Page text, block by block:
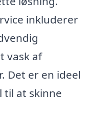
inkluderer
vask af
Det er en ideel
til at skinne